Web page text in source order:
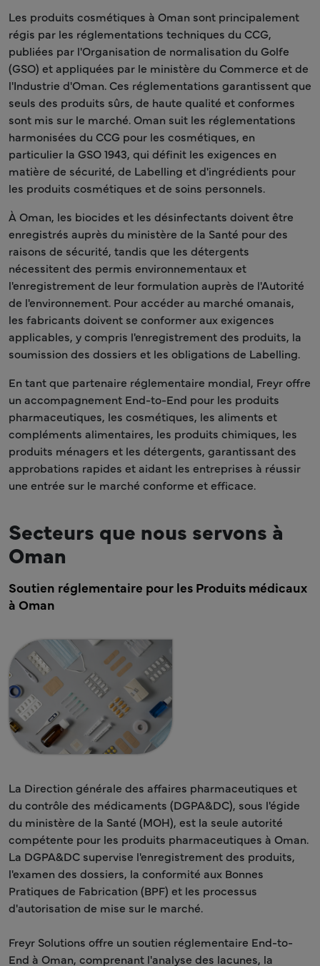
Les produits cosmétiques à Oman sont principalement
régis par les réglementations techniques du CCG,
publiées par l'Organisation de normalisation du Golfe
(GSO) et appliquées par le ministère du Commerce et de
l'Industrie d'Oman. Ces réglementations garantissent que
seuls des produits sûrs, de haute qualité et conformes
sont mis sur le marché. Oman suit les réglementations
harmonisées du CCG pour les cosmétiques, en
particulier la GSO 1943, qui définit les exigences en
matière de sécurité, de Labelling et d'ingrédients pour
les produits cosmétiques et de soins personnels.
À Oman, les biocides et les désinfectants doivent être
enregistrés auprès du ministère de la Santé pour des
raisons de sécurité, tandis que les détergents
nécessitent des permis environnementaux et
l'enregistrement de leur formulation auprès de l'Autorité
de l'environnement. Pour accéder au marché omanais,
les fabricants doivent se conformer aux exigences
applicables, y compris l'enregistrement des produits, la
soumission des dossiers et les obligations de Labelling.
En tant que partenaire réglementaire mondial, Freyr offre
un accompagnement End-to-End pour les produits
pharmaceutiques, les cosmétiques, les aliments et
compléments alimentaires, les produits chimiques, les
produits ménagers et les détergents, garantissant des
approbations rapides et aidant les entreprises à réussir
une entrée sur le marché conforme et efficace.
Secteurs que nous servons à
Oman
Soutien réglementaire pour les Produits médicaux
à Oman
La Direction générale des affaires pharmaceutiques et
du contrôle des médicaments (DGPA&DC), sous l'égide
du ministère de la Santé (MOH), est la seule autorité
compétente pour les produits pharmaceutiques à Oman.
La DGPA&DC supervise l'enregistrement des produits,
l'examen des dossiers, la conformité aux Bonnes
Pratiques de Fabrication (BPF) et les processus
d'autorisation de mise sur le marché.
Freyr Solutions offre un soutien réglementaire End-to-
End à Oman, comprenant l'analyse des lacunes, la